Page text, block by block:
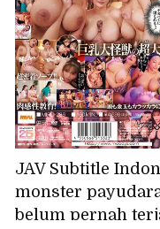
JAV Subtitle
monster
belum pernah